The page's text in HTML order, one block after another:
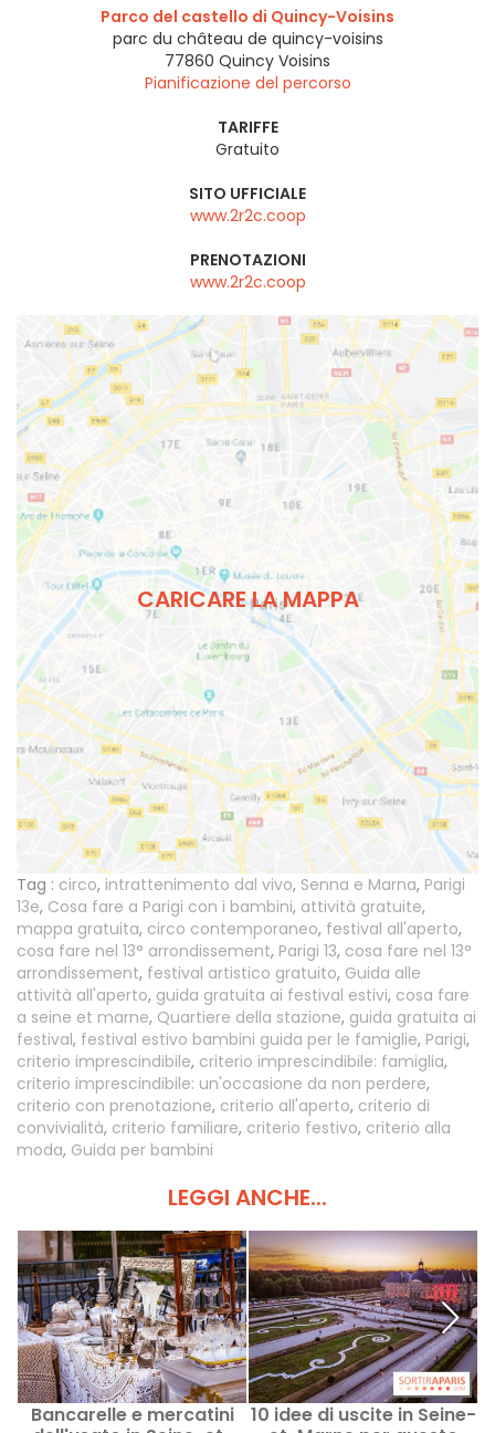
Parco del castello di Quincy-Voisins
parc du château de quincy-voisins
77860 Quincy Voisins
Pianificazione del percorso
TARIFFE
Gratuito
SITO UFFICIALE
www.2r2c.coop
PRENOTAZIONI
www.2r2c.coop
CARICARE LA MAPPA
Tag : circo, intrattenimento dal vivo, Senna e Marna, Parigi
13e, Cosa fare a Parigi con i bambini, attività gratuite,
mappa gratuita, circo contemporaneo, festival all'aperto,
cosa fare nel 13° arrondissement, Parigi 13, cosa fare nel 13°
arrondissement, festival artistico gratuito, Guida alle
attività all'aperto, guida gratuita ai festival estivi, cosa fare
a seine et marne, Quartiere della stazione, guida gratuita ai
festival, festival estivo bambini guida per le famiglie, Parigi,
criterio imprescindibile, criterio imprescindibile: famiglia,
criterio imprescindibile: un'occasione da non perdere,
criterio con prenotazione, criterio all'aperto, criterio di
convivialità, criterio familiare, criterio festivo, criterio alla
moda, Guida per bambini
LEGGI ANCHE...
Bancarelle e mercatini
10 idee di uscite in Seine-